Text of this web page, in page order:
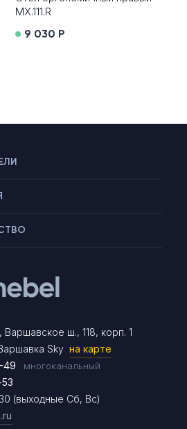
MX.111.R
9 030 Р
Варшавское ш., 118, корп. 1
Sky на карте
(выходные Сб, Вс)
49 многоканальный